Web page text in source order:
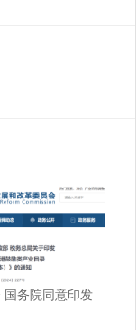
务院同意印发